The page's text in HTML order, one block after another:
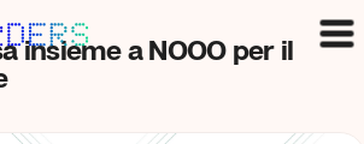
insieme a NOOO per il